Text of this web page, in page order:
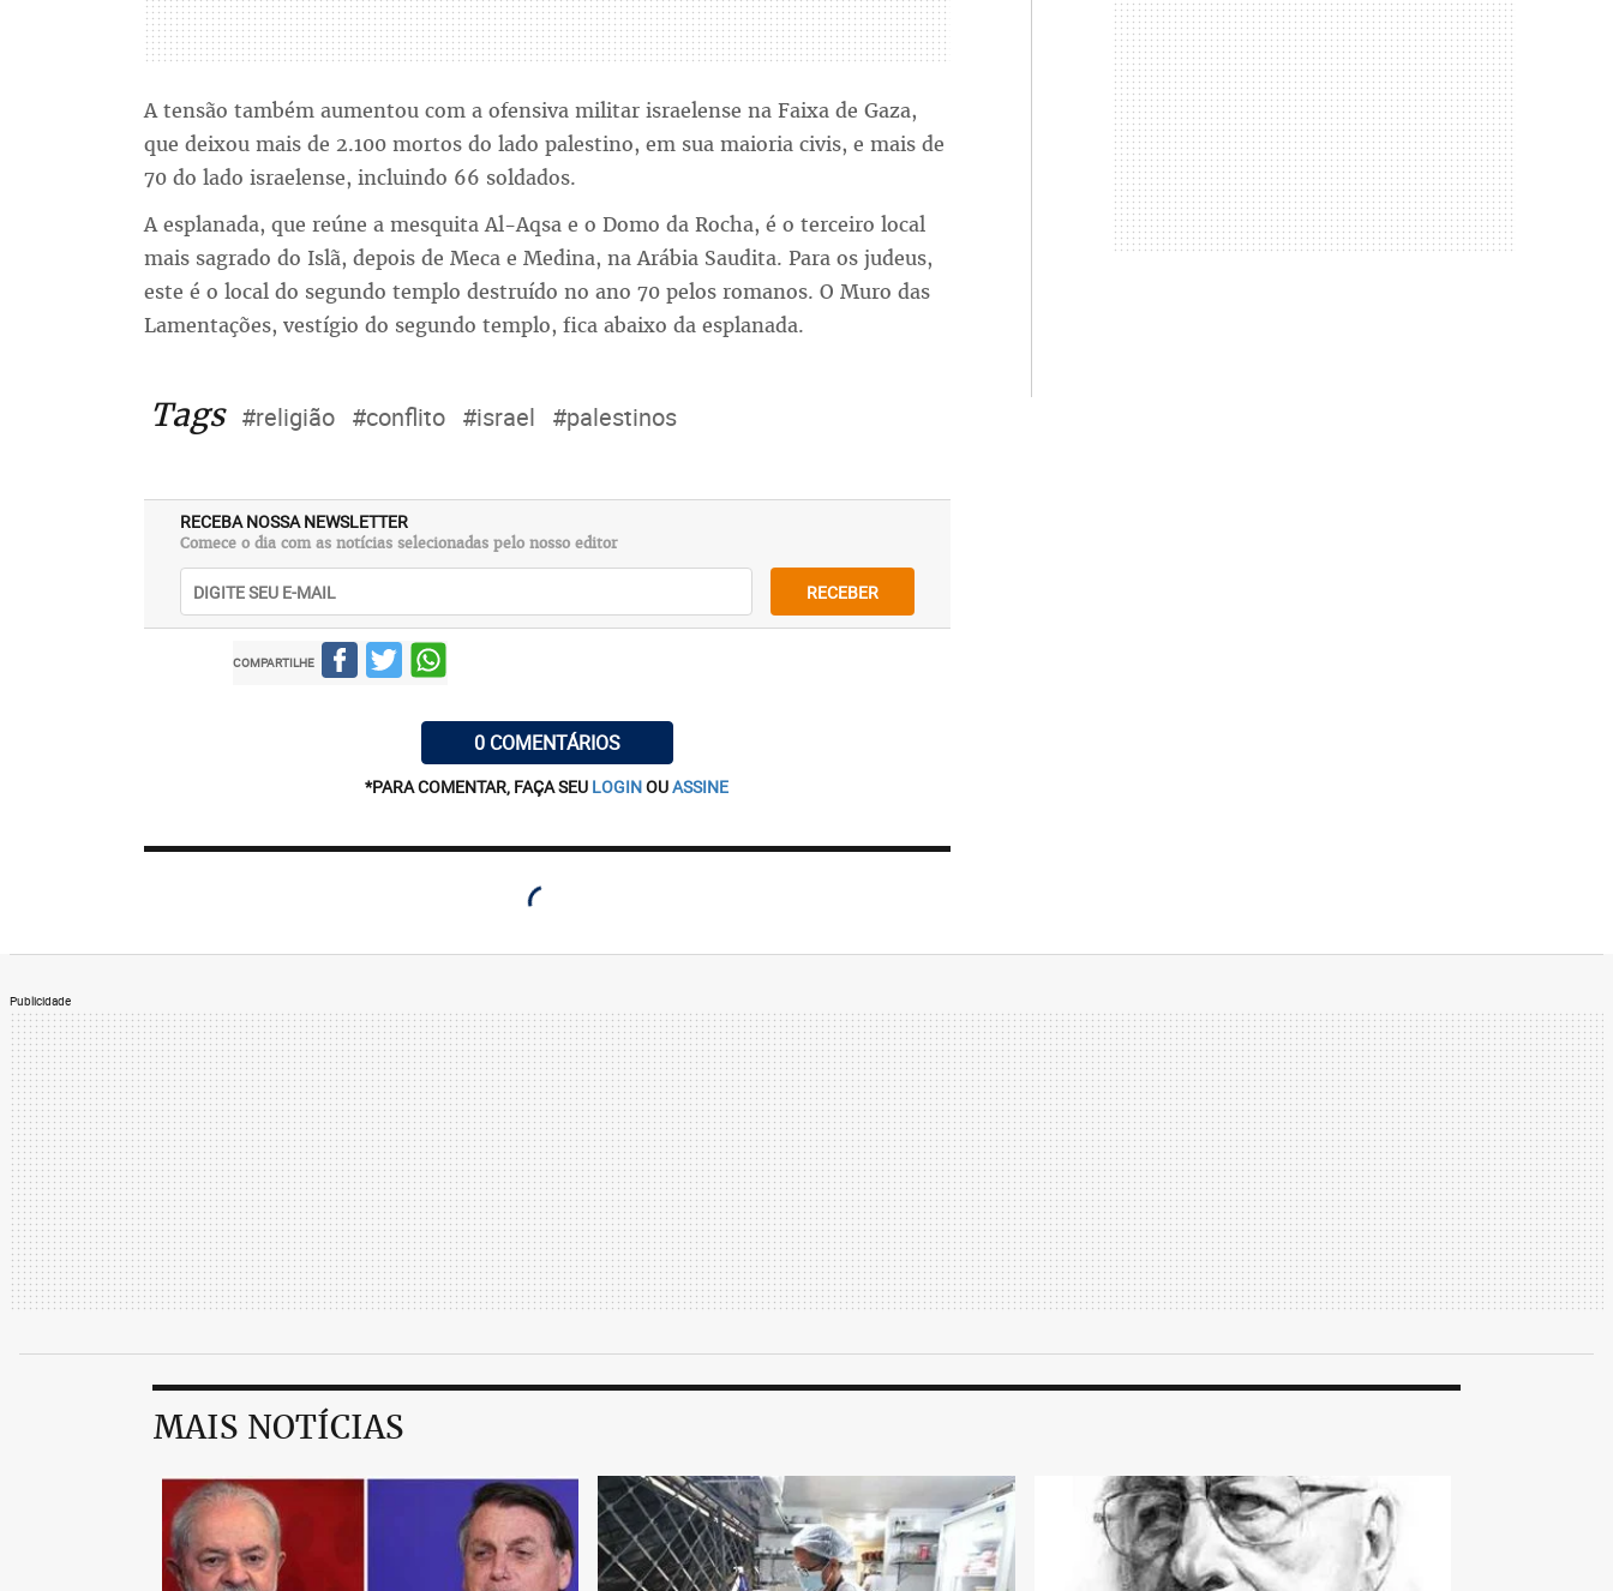
A tensão também aumentou com a ofensiva militar israelense na Faixa de Gaza,
que deixou mais de 2.100 mortos do lado palestino, em sua maioria civis, e mais de
70 do lado israelense, incluindo 66 soldados.
A esplanada, que reúne a mesquita Al-Aqsa e o Domo da Rocha, é o terceiro local
mais sagrado do Islã, depois de Meca e Medina, na Arábia Saudita. Para os judeus,
este é o local do segundo templo destruído no ano 70 pelos romanos. O Muro das
Lamentações, vestígio do segundo templo, fica abaixo da esplanada.
Tags #religião #conflito #israel #palestinos
RECEBA NOSSA NEWSLETTER
Comece o dia com as notícias selecionadas pelo nosso editor
RECEBER
COMPARTILHE
0 COMENTÁRIOS
*PARA COMENTAR, FAÇA SEU LOGINOUASSINE
Publicidade
MAIS NOTÍCIAS